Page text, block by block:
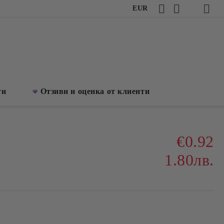
EUR
Отзиви и оценка от клиенти
€0.92
1.80лв.